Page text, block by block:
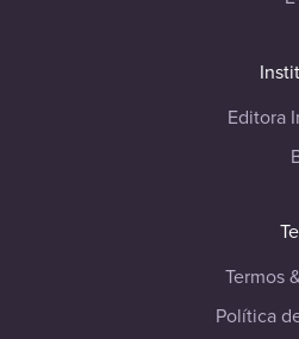
Editora
Termos
Política